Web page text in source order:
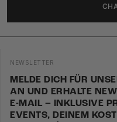
NEWSLETTER
MELDE DICH FÜR
AN UND ERHALTE
E-MAIL – INKLUSIVE
EVENTS, DEINEM